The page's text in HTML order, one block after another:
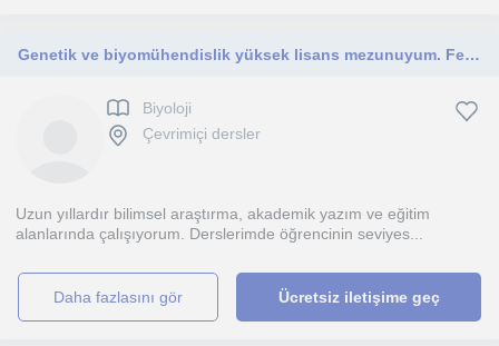
Genetik ve biyomühendislik yüksek lisans mezunuyum. Fen Bilimleri, Biyoloji dersi ve akademik destek veriyorum.
Biyoloji
Çevrimiçi dersler
Uzun yıllardır bilimsel araştırma, akademik yazım ve eğitim
alanlarında çalışıyorum. Derslerimde öğrencinin seviyes...
daha fazlasını gör Ücretsiz iletişime geç